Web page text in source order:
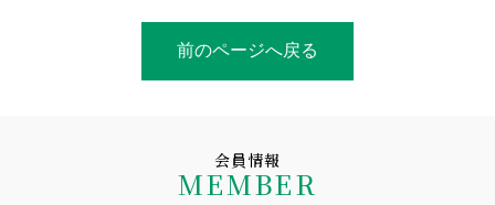
前のページへ戻る
会員情報
MEMBER